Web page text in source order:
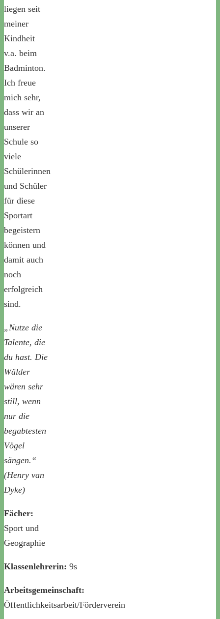
liegen seit
meiner
Kindheit
v.a. beim
Badminton.
Ich freue
mich sehr,
dass wir an
unserer
Schule so
viele
Schülerinnen
und Schüler
für diese
Sportart
begeistern
können und
damit auch
noch
erfolgreich
sind.
„Nutze die
Talente, die
du hast. Die
Wälder
wären sehr
still, wenn
nur die
begabtesten
Vögel
sängen.“
(Henry van
Dyke)
Fächer:
Sport und
Geographie
Klassenlehrerin: 9s
Arbeitsgemeinschaft:
Öffentlichkeitsarbeit/Förderverein